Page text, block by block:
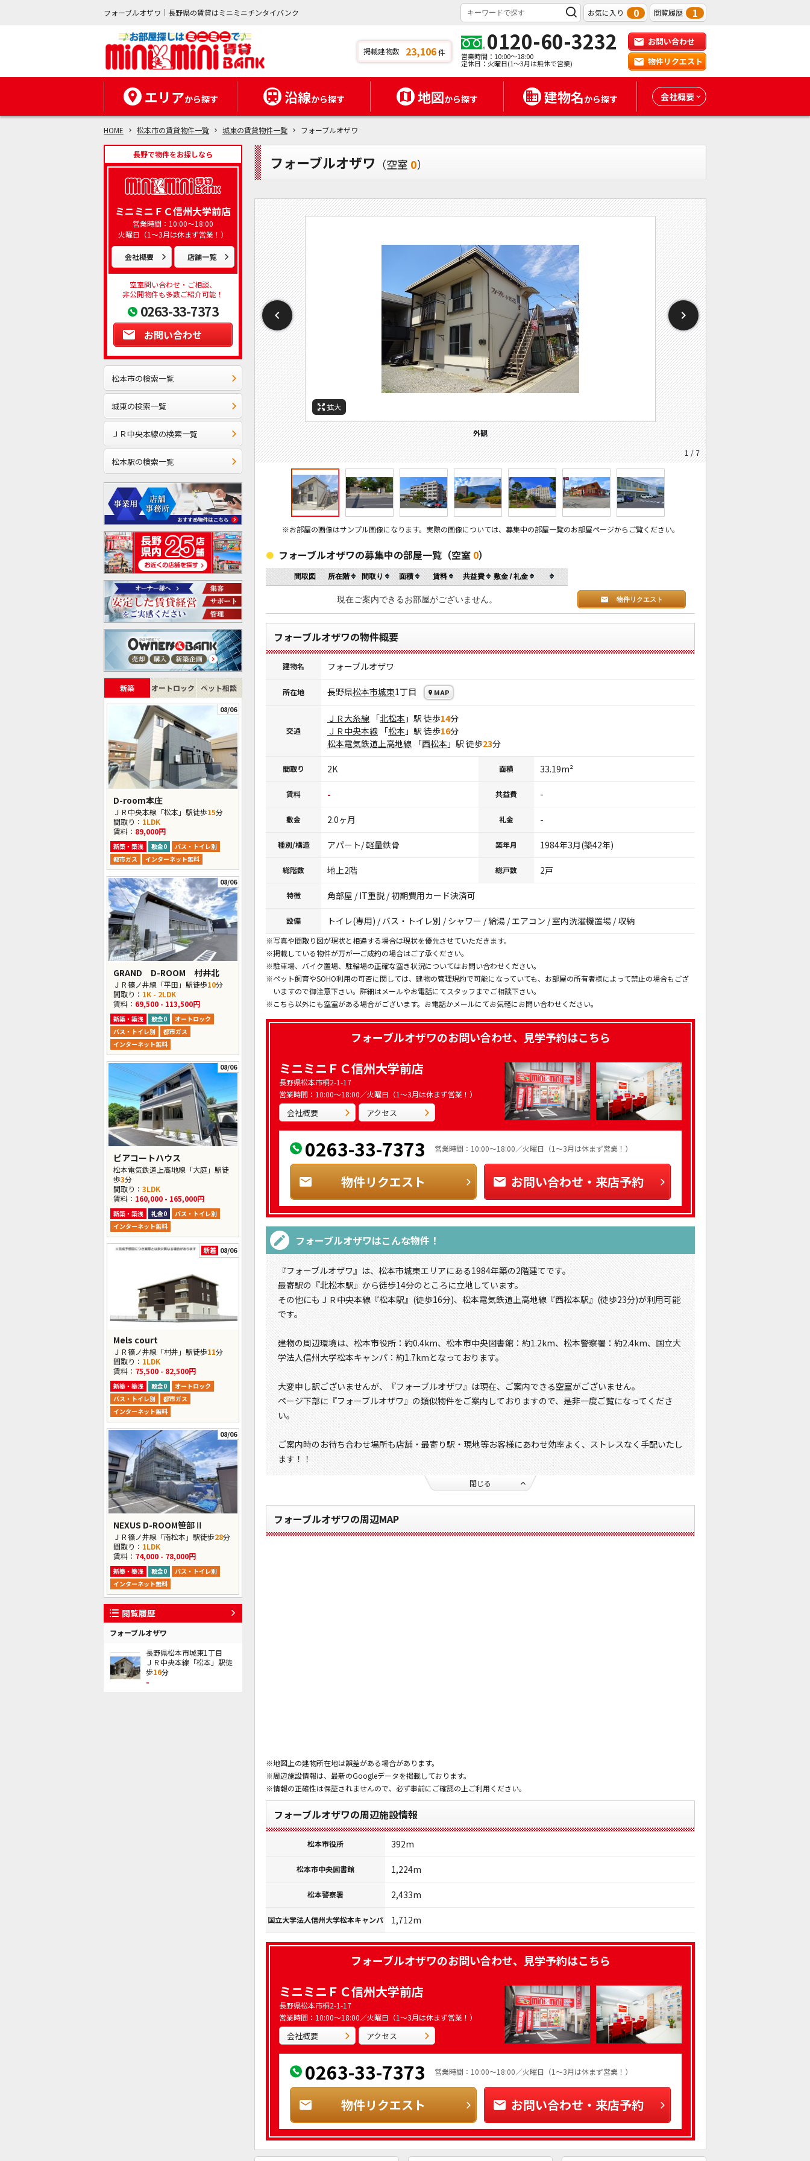
フォーブルオザワ｜長野県の賃貸はミニミニチンタイバンク お気に入り 0 閲覧履歴 1
掲載建物数 23,106件 0120-60-3232
営業時間：10:00～18:00
定休日：火曜日(1～3月は無休で営業)
お問い合わせ
物件リクエスト
エリアから探す 沿線から探す 地図から探す 建物名から探す 会社概要
HOME 松本市の賃貸物件一覧 城東の賃貸物件一覧 フォーブルオザワ
長野で物件をお探しなら
ミニミニＦＣ信州大学前店
営業時間：10:00～18:00
火曜日（1～3月は休まず営業！）
会社概要 店舗一覧
空室問い合わせ・ご相談、
非公開物件も多数ご紹介可能！
0263-33-7373
お問い合わせ
松本市の検索一覧
城東の検索一覧
ＪＲ中央本線の検索一覧
松本駅の検索一覧
新築 オートロック ペット相談
08/06
D-room本庄
ＪＲ中央本線「松本」駅徒歩15分
間取り： 1LDK
賃料： 89,000円
新築・築浅 敷金0
バス・トイレ別
都市ガス
インターネット無料
08/06
GRAND D-ROOM 村井北
ＪＲ篠ノ井線「平田」駅徒歩10分
間取り： 1K - 2LDK
賃料： 69,500 - 113,500円
新築・築浅 敷金0
オートロック
バス・トイレ別
都市ガス
インターネット無料
08/06
ピアコートハウス
松本電気鉄道上高地線「大庭」駅徒
歩3分
間取り： 3LDK
賃料： 160,000 - 165,000円
新築・築浅 礼金0
バス・トイレ別
インターネット無料
新着 08/06
Mels court
ＪＲ篠ノ井線「村井」駅徒歩11分
間取り： 1LDK
賃料： 75,500 - 82,500円
新築・築浅 敷金0
オートロック
バス・トイレ別
都市ガス
インターネット無料
08/06
NEXUS D-ROOM笹部Ⅱ
ＪＲ篠ノ井線「南松本」駅徒歩28分
間取り： 1LDK
賃料： 74,000 - 78,000円
新築・築浅 敷金0
バス・トイレ別
インターネット無料
閲覧履歴
フォーブルオザワ
長野県松本市城東1丁目
ＪＲ中央本線「松本」駅徒
歩16分
-
フォーブルオザワ （空室 0）
拡大
外観
1 / 7
拡大
周辺施設：大学
拡大
周辺施設：警察署・交番
拡大
周辺施設：図書館
拡大
周辺施設：役所
拡大
拡大
※お部屋の画像はサンプル画像になります。実際の画像については、募集中の部屋一覧のお部屋ページからご覧ください。
フォーブルオザワの募集中の部屋一覧（空室 0）
間取図 所在階 間取り 面積 賃料 共益費 敷金 / 礼金
現在ご案内できるお部屋がございません。 物件リクエスト
フォーブルオザワの物件概要
建物名 フォーブルオザワ
所在地 長野県松本市城東1丁目 MAP
交通
ＪＲ大糸線 「北松本 」駅 徒歩14分
ＪＲ中央本線 「松本 」駅 徒歩16分
松本電気鉄道上高地線 「西松本 」駅 徒歩23分
間取り 2K 面積 33.19m²
賃料 - 共益費 -
敷金 2.0ヶ月 礼金 -
種別/構造 アパート/ 軽量鉄骨 築年月 1984年3月(築42年)
総階数 地上2階 総戸数 2戸
特徴 角部屋 / IT重説 / 初期費用カード決済可
設備 トイレ(専用) / バス・トイレ別 / シャワー / 給湯 / エアコン / 室内洗濯機置場 / 収納
※写真や間取り図が現状と相違する場合は現状を優先させていただきます。
※掲載している物件が万が一ご成約の場合はご了承ください。
※駐車場、バイク置場、駐輪場の正確な空き状況についてはお問い合わせください。
※ペット飼育やSOHO利用の可否に関しては、建物の管理規約で可能になっていても、お部屋の所有者様によって禁止の場合もござ
いますので御注意下さい。詳細はメールやお電話にてスタッフまでご相談下さい。
※こちら以外にも空室がある場合がございます。お電話かメールにてお気軽にお問い合わせください。
フォーブルオザワのお問い合わせ、見学予約はこちら
ミニミニＦＣ信州大学前店
長野県松本市桐2-1-17
営業時間：10:00～18:00／火曜日（1～3月は休まず営業！）
会社概要 アクセス
0263-33-7373 営業時間：10:00～18:00／火曜日（1～3月は休まず営業！）
物件リクエスト お問い合わせ・来店予約
フォーブルオザワはこんな物件！
『フォーブルオザワ』は、松本市城東エリアにある1984年築の2階建てです。
最寄駅の『北松本駅』から徒歩14分のところに立地しています。
その他にもＪＲ中央本線『松本駅』(徒歩16分)、松本電気鉄道上高地線『西松本駅』(徒歩23分)が利用可能
です。
建物の周辺環境は、松本市役所：約0.4km、松本市中央図書館：約1.2km、松本警察署：約2.4km、国立大
学法人信州大学松本キャンパ：約1.7kmとなっております。
大変申し訳ございませんが、『フォーブルオザワ』は現在、ご案内できる空室がございません。
ページ下部に『フォーブルオザワ』の類似物件をご案内しておりますので、是非一度ご覧になってくださ
い。
ご案内時のお待ち合わせ場所も店舗・最寄り駅・現地等お客様にあわせ効率よく、ストレスなく手配いたし
ます！！
閉じる
フォーブルオザワの周辺MAP
※地図上の建物所在地は誤差がある場合があります。
※周辺施設情報は、最新のGoogleデータを掲載しております。
※情報の正確性は保証されませんので、必ず事前にご確認の上ご利用ください。
フォーブルオザワの周辺施設情報
松本市役所 392m
松本市中央図書館 1,224m
松本警察署 2,433m
国立大学法人信州大学松本キャンパ 1,712m
フォーブルオザワのお問い合わせ、見学予約はこちら
ミニミニＦＣ信州大学前店
長野県松本市桐2-1-17
営業時間：10:00～18:00／火曜日（1～3月は休まず営業！）
会社概要 アクセス
0263-33-7373 営業時間：10:00～18:00／火曜日（1～3月は休まず営業！）
物件リクエスト お問い合わせ・来店予約